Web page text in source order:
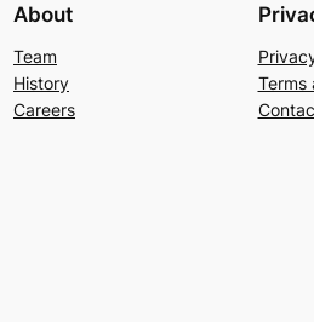
About
Team
History
Careers
Terms